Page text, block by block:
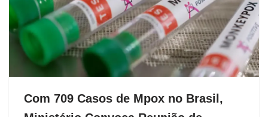
Com 709 Casos de Mpox no Brasil,